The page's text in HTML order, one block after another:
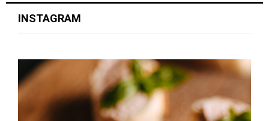
INSTAGRAM